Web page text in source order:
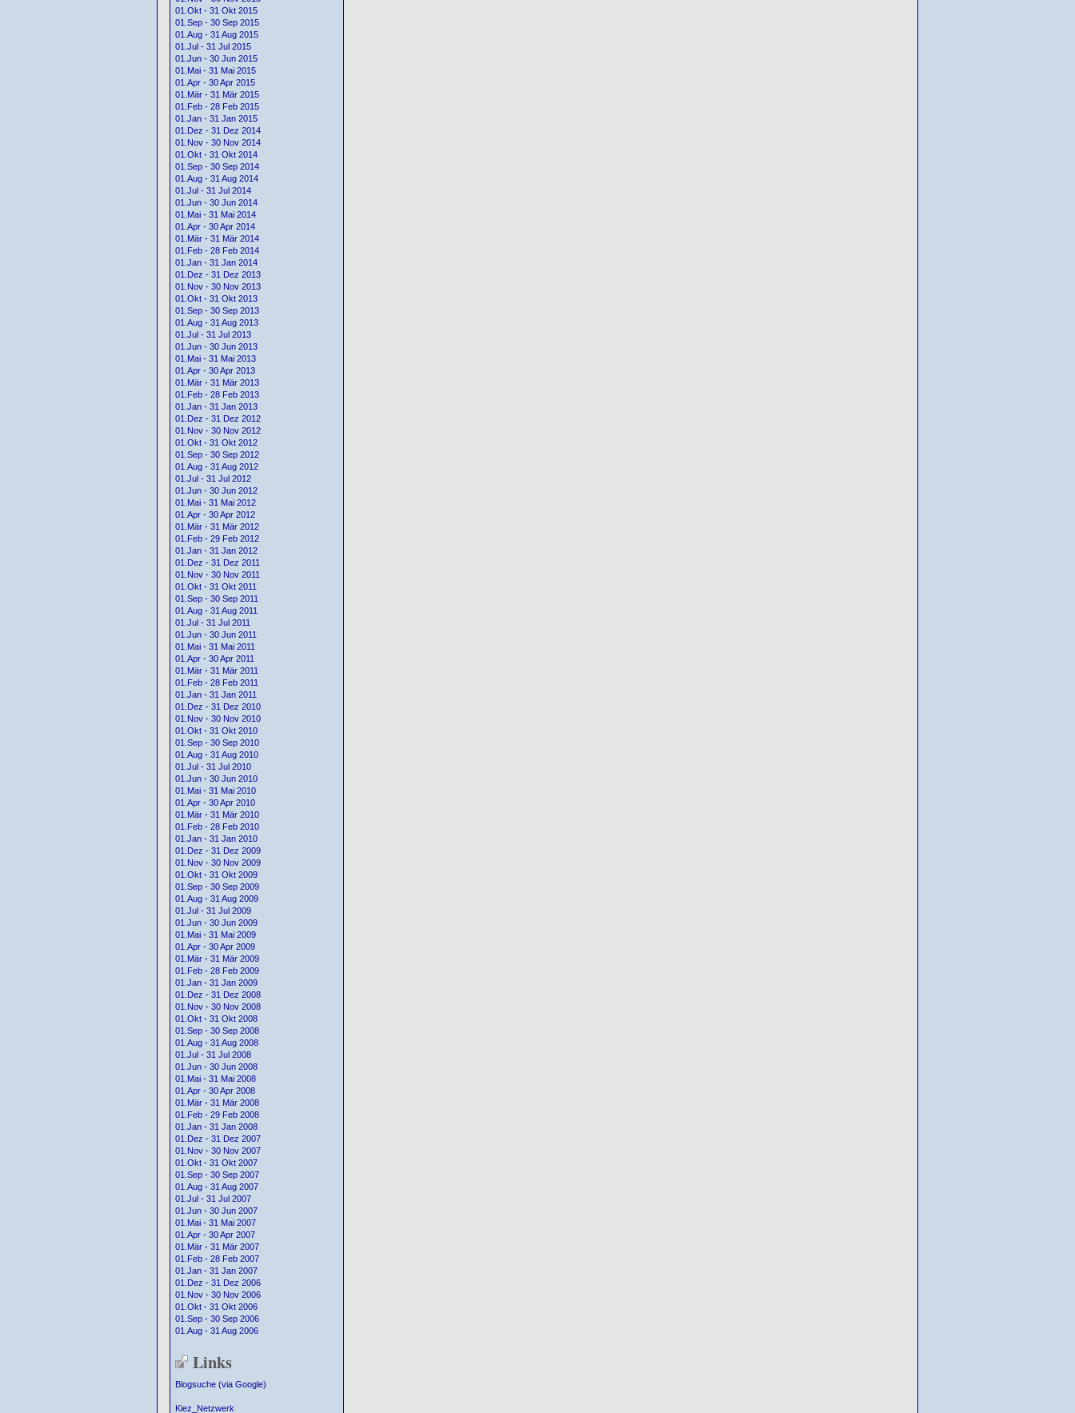
01.Okt - 31 Okt 2015
01.Sep - 30 Sep 2015
01.Aug - 31 Aug 2015
01.Jul - 31 Jul 2015
01.Jun - 30 Jun 2015
01.Mai - 31 Mai 2015
01.Apr - 30 Apr 2015
01.Mär - 31 Mär 2015
01.Feb - 28 Feb 2015
01.Jan - 31 Jan 2015
01.Dez - 31 Dez 2014
01.Nov - 30 Nov 2014
01.Okt - 31 Okt 2014
01.Sep - 30 Sep 2014
01.Aug - 31 Aug 2014
01.Jul - 31 Jul 2014
01.Jun - 30 Jun 2014
01.Mai - 31 Mai 2014
01.Apr - 30 Apr 2014
01.Mär - 31 Mär 2014
01.Feb - 28 Feb 2014
01.Jan - 31 Jan 2014
01.Dez - 31 Dez 2013
01.Nov - 30 Nov 2013
01.Okt - 31 Okt 2013
01.Sep - 30 Sep 2013
01.Aug - 31 Aug 2013
01.Jul - 31 Jul 2013
01.Jun - 30 Jun 2013
01.Mai - 31 Mai 2013
01.Apr - 30 Apr 2013
01.Mär - 31 Mär 2013
01.Feb - 28 Feb 2013
01.Jan - 31 Jan 2013
01.Dez - 31 Dez 2012
01.Nov - 30 Nov 2012
01.Okt - 31 Okt 2012
01.Sep - 30 Sep 2012
01.Aug - 31 Aug 2012
01.Jul - 31 Jul 2012
01.Jun - 30 Jun 2012
01.Mai - 31 Mai 2012
01.Apr - 30 Apr 2012
01.Mär - 31 Mär 2012
01.Feb - 29 Feb 2012
01.Jan - 31 Jan 2012
01.Dez - 31 Dez 2011
01.Nov - 30 Nov 2011
01.Okt - 31 Okt 2011
01.Sep - 30 Sep 2011
01.Aug - 31 Aug 2011
01.Jul - 31 Jul 2011
01.Jun - 30 Jun 2011
01.Mai - 31 Mai 2011
01.Apr - 30 Apr 2011
01.Mär - 31 Mär 2011
01.Feb - 28 Feb 2011
01.Jan - 31 Jan 2011
01.Dez - 31 Dez 2010
01.Nov - 30 Nov 2010
01.Okt - 31 Okt 2010
01.Sep - 30 Sep 2010
01.Aug - 31 Aug 2010
01.Jul - 31 Jul 2010
01.Jun - 30 Jun 2010
01.Mai - 31 Mai 2010
01.Apr - 30 Apr 2010
01.Mär - 31 Mär 2010
01.Feb - 28 Feb 2010
01.Jan - 31 Jan 2010
01.Dez - 31 Dez 2009
01.Nov - 30 Nov 2009
01.Okt - 31 Okt 2009
01.Sep - 30 Sep 2009
01.Aug - 31 Aug 2009
01.Jul - 31 Jul 2009
01.Jun - 30 Jun 2009
01.Mai - 31 Mai 2009
01.Apr - 30 Apr 2009
01.Mär - 31 Mär 2009
01.Feb - 28 Feb 2009
01.Jan - 31 Jan 2009
01.Dez - 31 Dez 2008
01.Nov - 30 Nov 2008
01.Okt - 31 Okt 2008
01.Sep - 30 Sep 2008
01.Aug - 31 Aug 2008
01.Jul - 31 Jul 2008
01.Jun - 30 Jun 2008
01.Mai - 31 Mai 2008
01.Apr - 30 Apr 2008
01.Mär - 31 Mär 2008
01.Feb - 29 Feb 2008
01.Jan - 31 Jan 2008
01.Dez - 31 Dez 2007
01.Nov - 30 Nov 2007
01.Okt - 31 Okt 2007
01.Sep - 30 Sep 2007
01.Aug - 31 Aug 2007
01.Jul - 31 Jul 2007
01.Jun - 30 Jun 2007
01.Mai - 31 Mai 2007
01.Apr - 30 Apr 2007
01.Mär - 31 Mär 2007
01.Feb - 28 Feb 2007
01.Jan - 31 Jan 2007
01.Dez - 31 Dez 2006
01.Nov - 30 Nov 2006
01.Okt - 31 Okt 2006
01.Sep - 30 Sep 2006
01.Aug - 31 Aug 2006
Links
Blogsuche (via Google)
Kiez_Netzwerk